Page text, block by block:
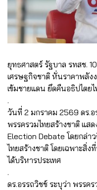
ยุทธศาสตร์ รัฐบาล รทสช.
เศรษฐกิจชาติ หั่นราคาพลั
เข้มชายแดน ยึดคืนอธิปไตยไ
.
วันที่ 2 มกราคม 2569 ดร.
พรรครวมไทยสร้างชาติ แส
Election Debate โดยกล่า
ไทยสร้างชาติ โดยเฉพาะสิ่
ได้บริหารประเทศ
.
ดร.อรรถวิชช์ ระบุว่า พรรค